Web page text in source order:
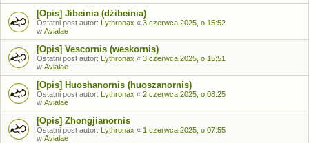
[Opis] Jibeinia (dżibeinia)
Ostatni post autor: Lythronax « 3 czerwca 2025, o 15:52
w Avialae
[Opis] Vescornis (weskornis)
Ostatni post autor: Lythronax « 3 czerwca 2025, o 15:51
w Avialae
[Opis] Huoshanornis (huoszanornis)
Ostatni post autor: Lythronax « 2 czerwca 2025, o 08:25
w Avialae
[Opis] Zhongjianornis
Ostatni post autor: Lythronax « 1 czerwca 2025, o 07:55
w Avialae